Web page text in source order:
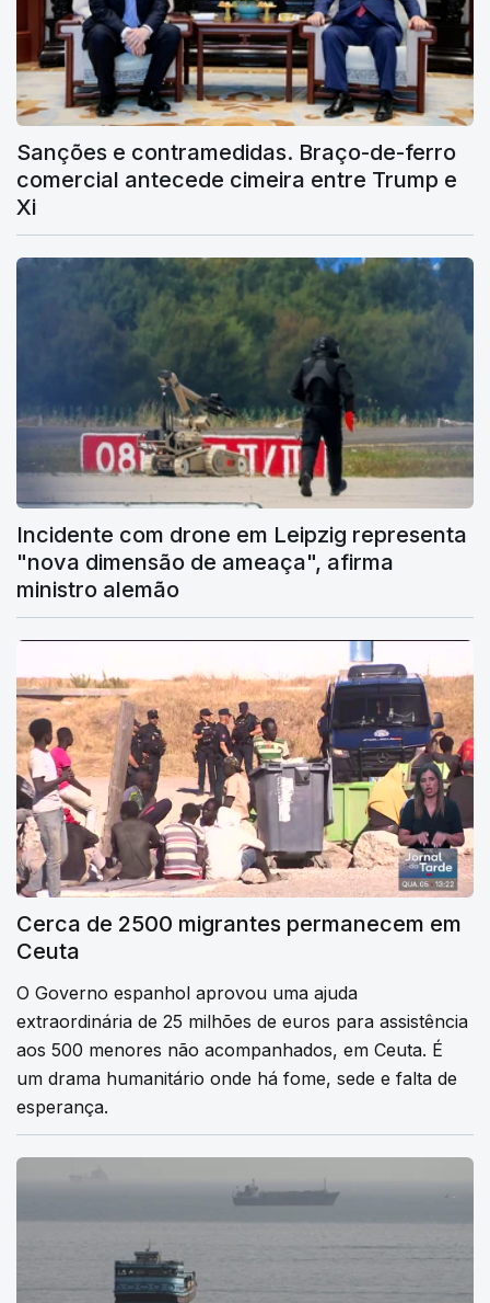
Sanções e contramedidas. Braço-de-ferro
comercial antecede cimeira entre Trump e
Xi
Incidente com drone em Leipzig representa
"nova dimensão de ameaça", afirma
ministro alemão
Cerca de 2500 migrantes permanecem em
Ceuta
O Governo espanhol aprovou uma ajuda
extraordinária de 25 milhões de euros para assistência
aos 500 menores não acompanhados, em Ceuta. É
um drama humanitário onde há fome, sede e falta de
esperança.